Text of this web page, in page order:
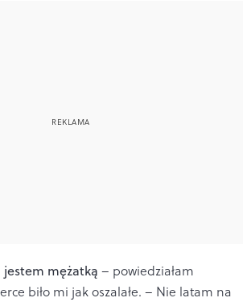
jestem mężatką – powiedziałam
biło mi jak oszalałe. – Nie latam na